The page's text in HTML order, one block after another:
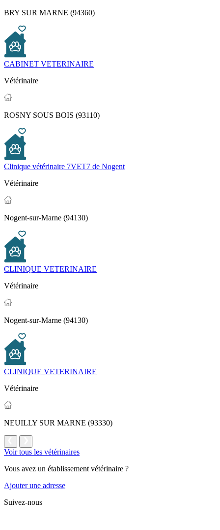
BRY SUR MARNE (94360)
CABINET VETERINAIRE
Vétérinaire
ROSNY SOUS BOIS (93110)
Clinique vétérinaire 7VET7 de Nogent
Vétérinaire
Nogent-sur-Marne (94130)
CLINIQUE VETERINAIRE
Vétérinaire
Nogent-sur-Marne (94130)
CLINIQUE VETERINAIRE
Vétérinaire
NEUILLY SUR MARNE (93330)
Voir tous les vétérinaires
Vous avez un établissement vétérinaire ?
Ajouter une adresse
Suivez-nous